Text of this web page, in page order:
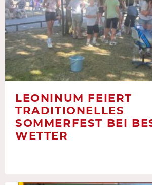
LEONINUM FEIERT
TRADITIONELLES
SOMMERFEST BEI
WETTER